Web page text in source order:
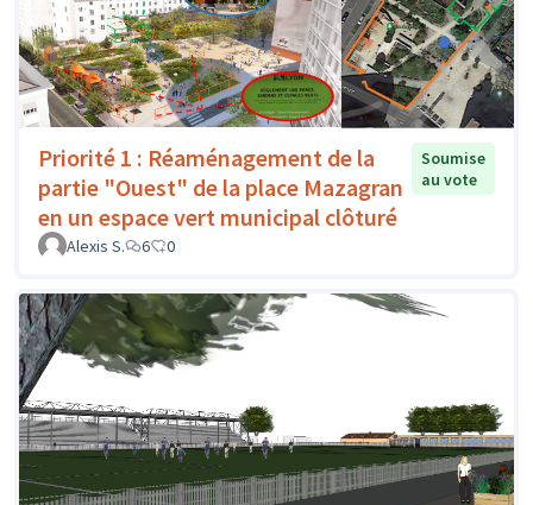
Priorité 1 : Réaménagement de la
partie "Ouest" de la place Mazagran
en un espace vert municipal clôturé
Soumise
au vote
Alexis S. 6 0